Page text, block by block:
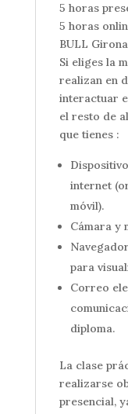
5 horas
5 horas
BULL Girona
Si eliges la
realizan en
interactuar
el resto de
que tienes :
internet
móvil).
Cámara y
para
Correo
diploma.
La clase
realizarse
presencial,